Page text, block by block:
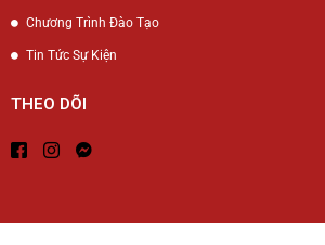
Chương Trình Đào Tạo
Tin Tức Sự Kiện
THEO DÕI